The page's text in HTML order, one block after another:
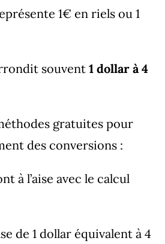
1€ en riels ou 1
souvent 1 dollar à 4
gratuites pour
des conversions :
à l’aise avec le calcul
de 1 dollar équivalent à 4